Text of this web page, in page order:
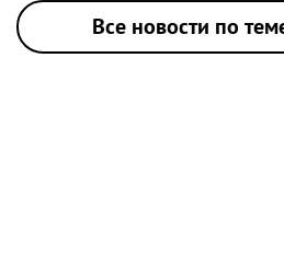
Все новости по